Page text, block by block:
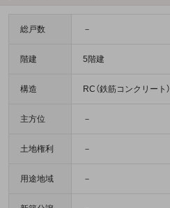
総戸数 －
階建 5階建
構造 RC（鉄筋コンクリート）
主方位 －
土地権利 －
用途地域 －